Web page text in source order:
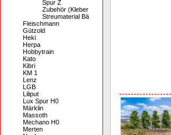
Spur Z
Zubehör (Kleber
Streumaterial Bä
Fleischmann
Gützold
Heki
Herpa
Hobbytrain
Kato
Kibri
KM 1
Lenz
LGB
Liliput
Lux Spur H0
Märklin
Massoth
Mechano H0
Merten